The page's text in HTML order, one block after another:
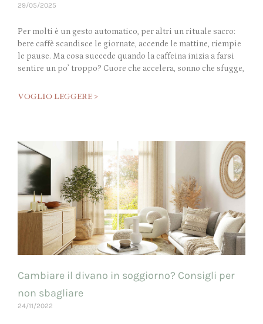
29/05/2025
Per molti è un gesto automatico, per altri un rituale sacro:
bere caffè scandisce le giornate, accende le mattine, riempie
le pause. Ma cosa succede quando la caffeina inizia a farsi
sentire un po’ troppo? Cuore che accelera, sonno che sfugge,
VOGLIO LEGGERE >
Cambiare il divano in soggiorno? Consigli per
non sbagliare
24/11/2022